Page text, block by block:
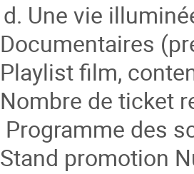
Une vie
Documentaires
Playlist film,
Nombre de ticket
Programme des
Stand promotion